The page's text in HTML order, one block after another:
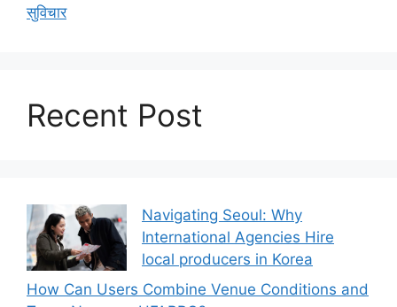
सुविचार
Recent Post
Navigating Seoul: Why
International Agencies Hire
local producers in Korea
How Can Users Combine Venue Conditions and